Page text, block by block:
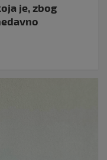
je, zbog